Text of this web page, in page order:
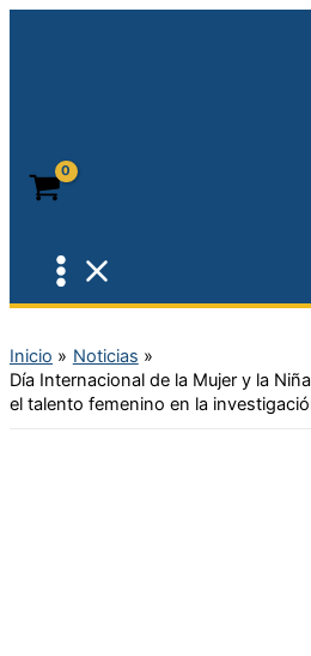
Ir
Inicio
Noticias
Día Internacional de la Mujer y la
el talento femenino en la